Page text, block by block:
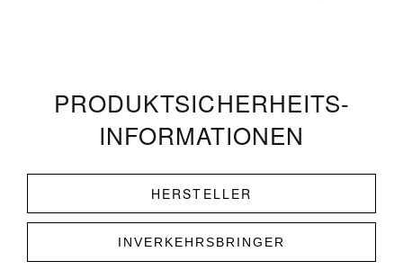
PRODUKT­­SICHERHEITS­
INFORMATIONEN
HERSTELLER
INVERKEHRSBRINGER